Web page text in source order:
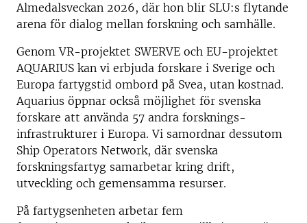
Almedalsveckan 2026, där hon blir SLU:s flytande
arena för dialog mellan forskning och samhälle.
Genom VR-projektet SWERVE och EU-projektet
AQUARIUS kan vi erbjuda forskare i Sverige och
Europa fartygstid ombord på Svea, utan kostnad.
Aquarius öppnar också möjlighet för svenska
forskare att använda 57 andra forsknings-
infrastrukturer i Europa. Vi samordnar dessutom
Ship Operators Network, där svenska
forskningsfartyg samarbetar kring drift,
utveckling och gemensamma resurser.
På fartygsenheten arbetar fem